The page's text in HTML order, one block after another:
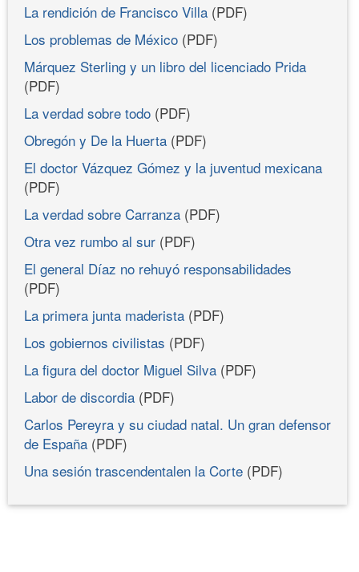
La rendición de Francisco Villa (PDF)
Los problemas de México (PDF)
Márquez Sterling y un libro del licenciado Prida
(PDF)
La verdad sobre todo (PDF)
Obregón y De la Huerta (PDF)
El doctor Vázquez Gómez y la juventud mexicana
(PDF)
La verdad sobre Carranza (PDF)
Otra vez rumbo al sur (PDF)
El general Díaz no rehuyó responsabilidades
(PDF)
La primera junta maderista (PDF)
Los gobiernos civilistas (PDF)
La figura del doctor Miguel Silva (PDF)
Labor de discordia (PDF)
Carlos Pereyra y su ciudad natal. Un gran defensor
de España (PDF)
Una sesión trascendentalen la Corte (PDF)